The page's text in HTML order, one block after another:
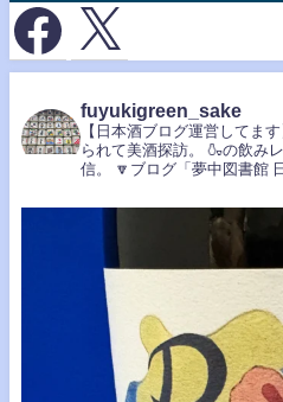
fuyukigreen_sake
【日本酒ブログ運営してます
られて美酒探訪。
🍶の飲み
信。
🔽ブログ「夢中図書館